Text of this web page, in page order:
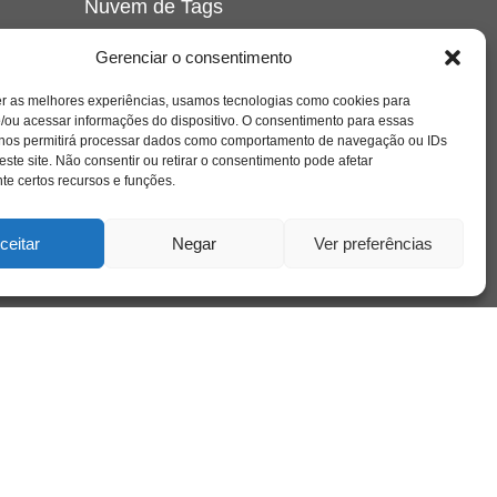
Gerenciar o consentimento
as melhores experiências, usamos tecnologias como cookies para
ou acessar informações do dispositivo. O consentimento para essas
permitirá processar dados como comportamento de navegação ou IDs
site. Não consentir ou retirar o consentimento pode afetar
certos recursos e funções.
Negar Ver preferências
Nuvem de Tags
crianca cuidado cultura depressao
educação família filme
freud infância insight jung liberdade livro
loucura luto maternidade
psicologia relato